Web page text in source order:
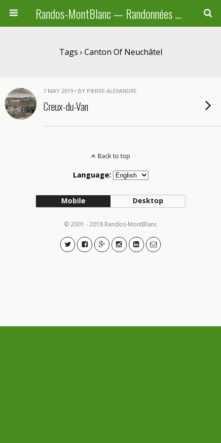
Randos-MontBlanc — Randonnées pédestres familiales en Haute-Savoie, Suisse et Italie
Tags › Canton Of Neuchâtel
7 MAY 2019 • BY PIERRE-ALEXANDRE
Creux-du-Van
Back to top
Language:
Mobile Desktop
© 2001 - 2018 Randos-MontBlanc